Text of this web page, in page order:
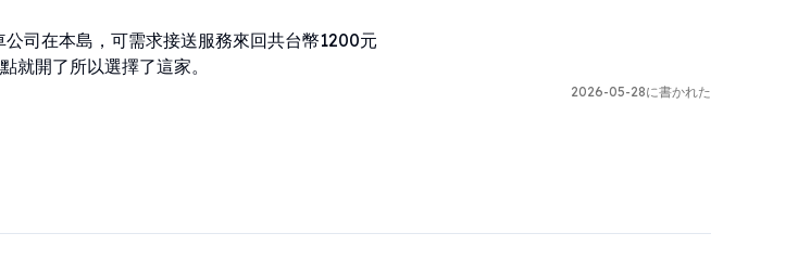
司在本島，可需求接送服務來回共台幣1200元
就開了所以選擇了這家。
2026-05-28に書かれた